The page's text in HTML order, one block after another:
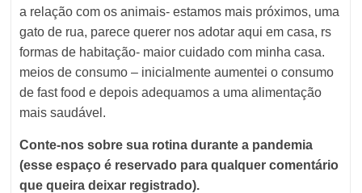
a relação com os animais- estamos mais próximos, uma
gato de rua, parece querer nos adotar aqui em casa, rs
formas de habitação- maior cuidado com minha casa.
meios de consumo – inicialmente aumentei o consumo
de fast food e depois adequamos a uma alimentação
mais saudável.
Conte-nos sobre sua rotina durante a pandemia
(esse espaço é reservado para qualquer comentário
que queira deixar registrado).